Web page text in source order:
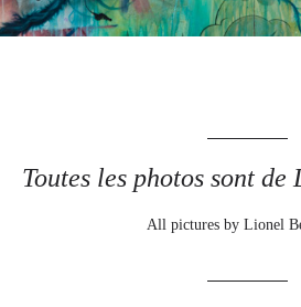
Toutes les photos sont
All pictures by Lionel